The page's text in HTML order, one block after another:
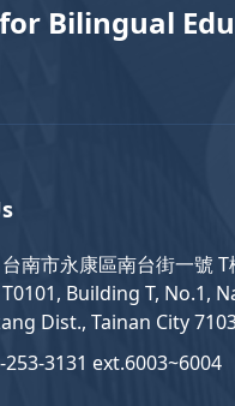
Bilingual
南市永康區南台街一號 T
Building T, No.1,
Dist., Tainan City
253-3131 ext.6003~6004